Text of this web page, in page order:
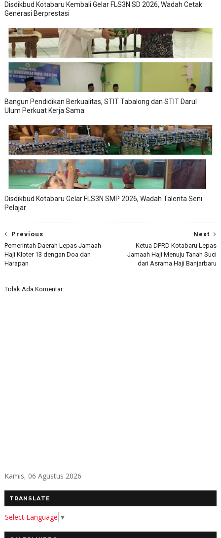
Disdikbud Kotabaru Kembali Gelar FLS3N SD 2026, Wadah Cetak
Generasi Berprestasi
Bangun Pendidikan Berkualitas, STIT Tabalong dan STIT Darul
Ulum Perkuat Kerja Sama
Disdikbud Kotabaru Gelar FLS3N SMP 2026, Wadah Talenta Seni
Pelajar
Next
Ketua DPRD Kotabaru Lepas
Jamaah Haji Menuju Tanah Suci
dari Asrama Haji Banjarbaru
Previous
Pemerintah Daerah Lepas Jamaah
Haji Kloter 13 dengan Doa dan
Harapan
Tidak Ada Komentar:
Kamis, 06 Agustus 2026
TRANSLATE
Select Language ▼